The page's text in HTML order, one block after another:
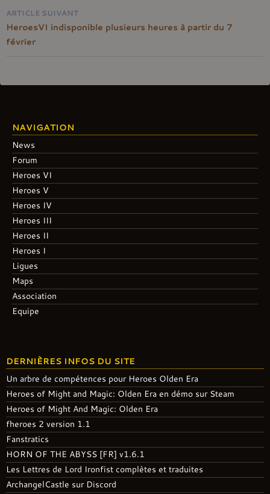
l'article
ARTICLE SUIVANT
HeroesVI indisponible plusieurs heures à partir du 7
février
NAVIGATION
News
Forum
Heroes VI
Heroes V
Heroes IV
Heroes III
Heroes II
Heroes I
Ligues
Maps
Association
Equipe
DERNIÈRES INFOS DU SITE
Un arbre de compétences pour Heroes Olden Era
Heroes of Might and Magic: Olden Era en démo sur Steam
Heroes of Might And Magic: Olden Era
fheroes 2 version 1.1
Fanstratics
HORN OF THE ABYSS [FR] v1.6.1
Les Lettres de Lord Ironfist complètes et traduites
ArchangelCastle sur Discord